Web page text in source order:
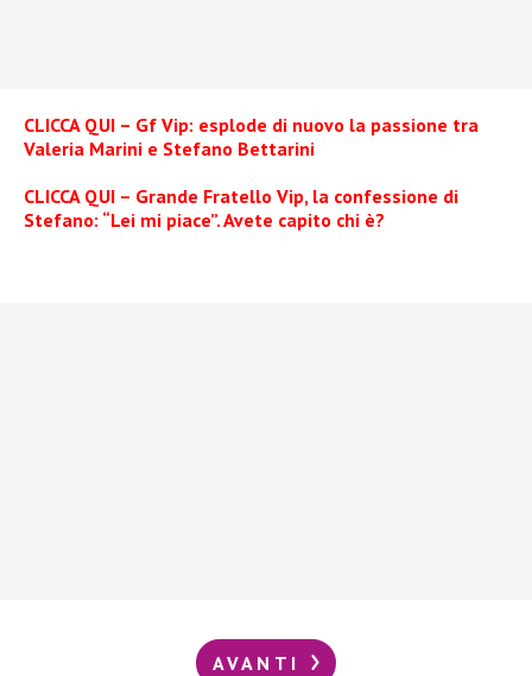
CLICCA QUI – Gf Vip: esplode di nuovo la passione tra
Valeria Marini e Stefano Bettarini
CLICCA QUI – Grande Fratello Vip, la confessione di
Stefano: “Lei mi piace”. Avete capito chi è?
AVANTI